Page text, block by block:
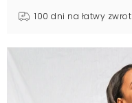
100 dni na łatwy zwrot